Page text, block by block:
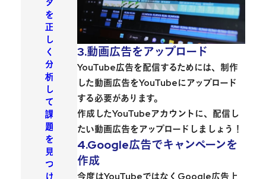
3.動画広告をアップロード
YouTube広告を配信するためには、制作
した動画広告をYouTubeにアップロード
する必要があります。
作成したYouTubeアカウントに、配信し
たい動画広告をアップロードしましょう！
4.Google広告でキャンペーンを
作成
を
正
し
く
分
析
し
て
課
題
を
見
つ
け